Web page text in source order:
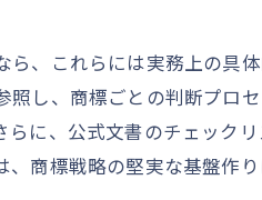
か
ント
較
回避策
、これらには実務上の具
し、商標ごとの判断プロ
に、公式文書のチェック
商標戦略の堅実な基盤作り